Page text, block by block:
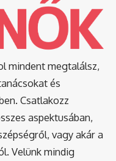
mindent megtalálsz,
és
Csatlakozz
aspektusában,
vagy akár a
Velünk mindig